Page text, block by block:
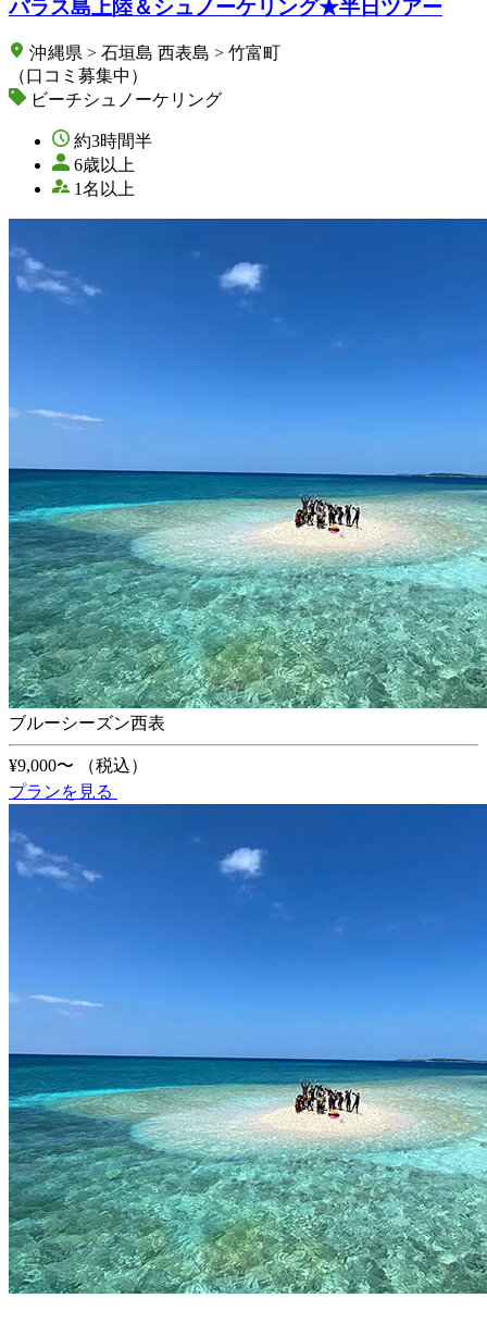
バラス島上陸＆シュノーケリング★半日ツアー
沖縄県 > 石垣島 西表島 > 竹富町
（口コミ募集中）
ビーチシュノーケリング
約3時間半
6歳以上
1名以上
ブルーシーズン西表
¥9,000〜
（税込）
プランを見る